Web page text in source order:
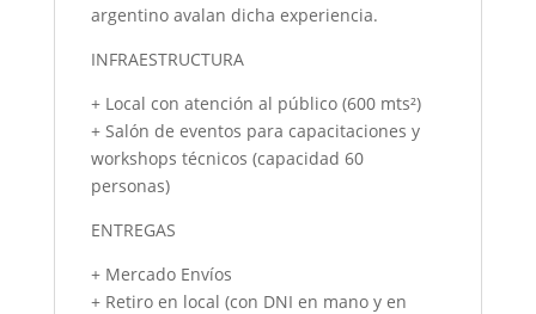
argentino avalan dicha experiencia.
INFRAESTRUCTURA
+ Local con atención al público (600 mts²)
+ Salón de eventos para capacitaciones y
workshops técnicos (capacidad 60
personas)
ENTREGAS
+ Mercado Envíos
+ Retiro en local (con DNI en mano y en